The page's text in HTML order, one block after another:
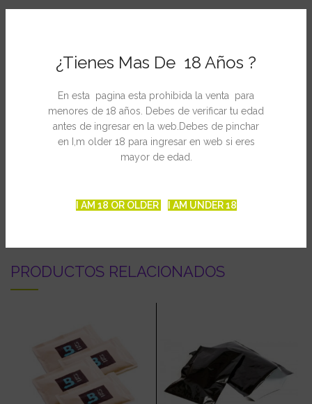
¿Tienes Mas De 18 Años ?
En esta pagina esta prohibida la venta para
menores de 18 años. Debes de verificar tu edad
antes de ingresar en la web.Debes de pinchar
en I,m older 18 para ingresar en web si eres
mayor de edad.
I AM 18 OR OLDER I AM UNDER 18
madera que permite el almacenaje de diferentes variedades de
marihuana.
– Humidor de mesa fabricado en madera de okume
– Especial para curación y mantenimiento del cannabis
– Equipado con higrómetro para controlar la humedad.
– 1 bandeja interior con capacidad para 50-60 gr.
INFORMACIÓN ADICIONAL
PRODUCTOS RELACIONADOS